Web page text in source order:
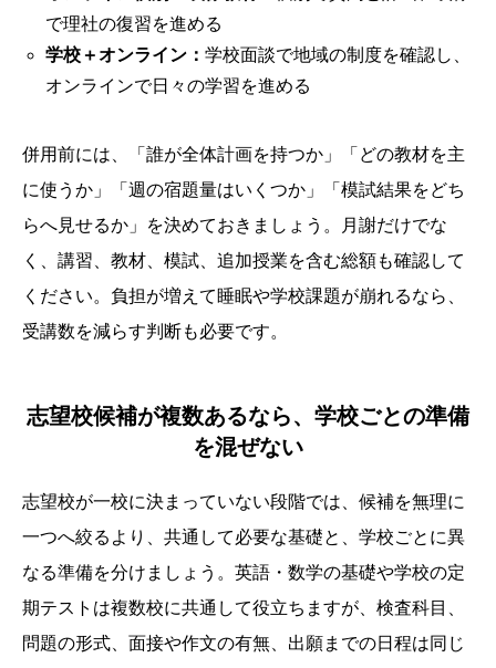
で理社の復習を進める
学校＋オンライン： 学校面談で地域の制度を確認し、
オンラインで日々の学習を進める
併用前には、「誰が全体計画を持つか」「どの教材を主
に使うか」「週の宿題量はいくつか」「模試結果をどち
らへ見せるか」を決めておきましょう。月謝だけでな
く、講習、教材、模試、追加授業を含む総額も確認して
ください。負担が増えて睡眠や学校課題が崩れるなら、
受講数を減らす判断も必要です。
志望校候補が複数あるなら、学校ごとの準備
を混ぜない
志望校が一校に決まっていない段階では、候補を無理に
一つへ絞るより、共通して必要な基礎と、学校ごとに異
なる準備を分けましょう。英語・数学の基礎や学校の定
期テストは複数校に共通して役立ちますが、検査科目、
問題の形式、面接や作文の有無、出願までの日程は同じ